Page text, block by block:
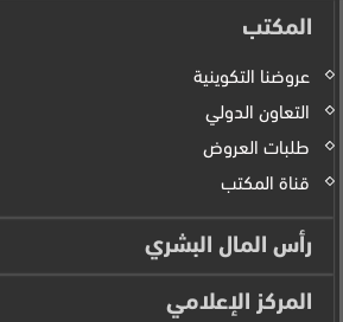
المكتب
عروضنا التكوينية
التعاون الدولي
طلبات العروض
قناة المكتب
رأس المال البشري
المركز الإعلامي